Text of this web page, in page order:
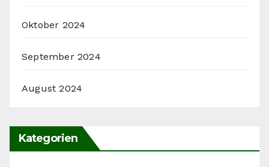
Oktober 2024
September 2024
August 2024
Kategorien